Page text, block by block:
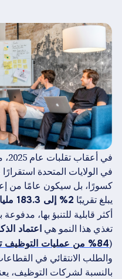
في
كسورًا، بل سيكون عامًا من
يبلغ تقريبًا2% إلى 183.3 مليار دولار
أكثر قابلية للتنبؤ بها،
تغذي هذا النمو هياعتماد
84% من عمليات التوظيف تستخدم الذكاء الاصطناعي الآن
والطلب الانتقائي في القطاعات
بالنسبة لشركات التوظيف،